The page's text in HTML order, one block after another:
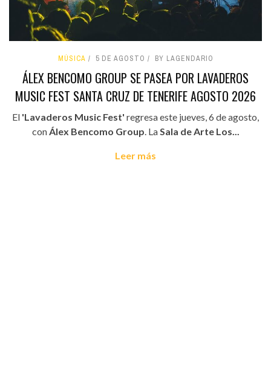
MÚSICA 5 DE AGOSTO BY LAGENDARIO
ÁLEX BENCOMO GROUP SE PASEA POR LAVADEROS
MUSIC FEST SANTA CRUZ DE TENERIFE AGOSTO 2026
El 'Lavaderos Music Fest' regresa este jueves, 6 de agosto,
conÁlex Bencomo Group. LaSala de Arte Los...
Leer más